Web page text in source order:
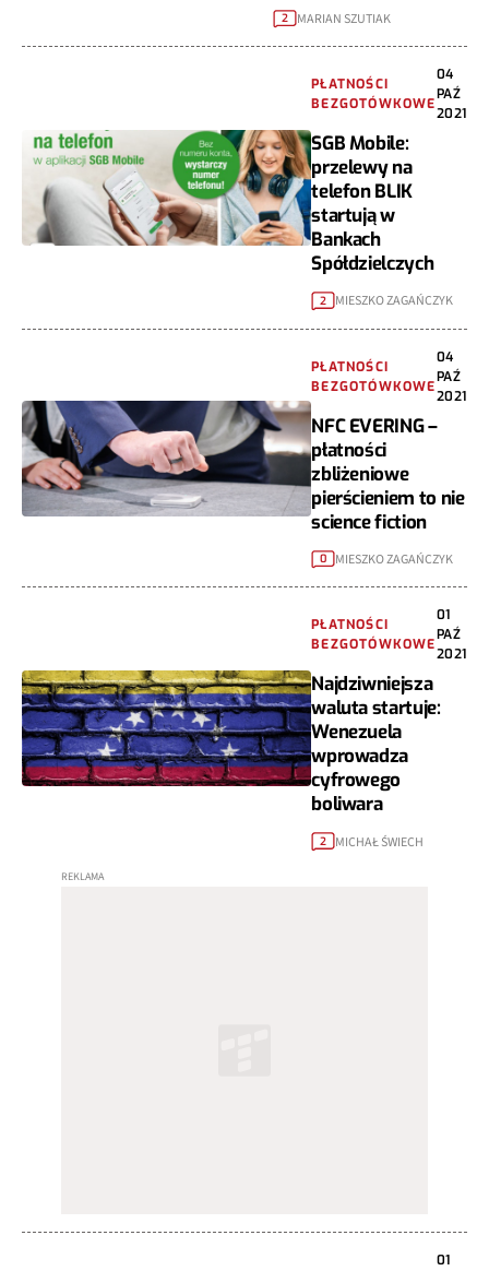
2 MARIAN SZUTIAK
PŁATNOŚCI
BEZGOTÓWKOWE
04
PAŹ
2021
SGB Mobile:
przelewy na
telefon BLIK
startują w
Bankach
Spółdzielczych
2 MIESZKO ZAGAŃCZYK
PŁATNOŚCI
BEZGOTÓWKOWE
04
PAŹ
2021
NFC EVERING –
płatności
zbliżeniowe
pierścieniem to nie
science fiction
0 MIESZKO ZAGAŃCZYK
PŁATNOŚCI
BEZGOTÓWKOWE
01
PAŹ
2021
Najdziwniejsza
waluta startuje:
Wenezuela
wprowadza
cyfrowego
boliwara
2 MICHAŁ ŚWIECH
01